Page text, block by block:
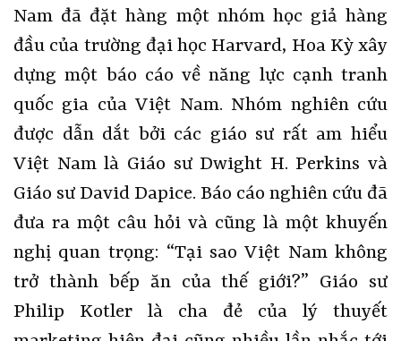
Nam đã đặt hàng một nhóm học giả hàng
đầu của trường đại học Harvard, Hoa Kỳ xây
dựng một báo cáo về năng lực cạnh tranh
quốc gia của Việt Nam. Nhóm nghiên cứu
được dẫn dắt bởi các giáo sư rất am hiểu
Việt Nam là Giáo sư Dwight H. Perkins và
Giáo sư David Dapice. Báo cáo nghiên cứu đã
đưa ra một câu hỏi và cũng là một khuyến
nghị quan trọng: “Tại sao Việt Nam không
trở thành bếp ăn của thế giới?” Giáo sư
Philip Kotler là cha đẻ của lý thuyết